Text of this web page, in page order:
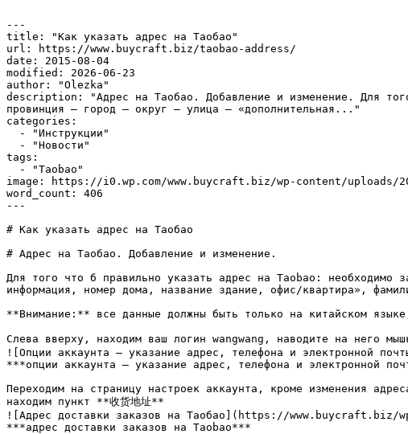
---
title: "Как указать адрес на Таобао"
url: https://www.buycraft.biz/taobao-address/
date: 2015-08-04
modified: 2026-06-23
author: "Olezka"
description: "Адрес на Таобао. Добавление и изменение. Для
провинция – город – округ – улица – «дополнительная..."
categories:
tags:
image: https://i0.wp.com/www.buycraft.biz/wp-content/uploads/
word_count: 406
---
# Как указать адрес на Таобао
# Адрес на Таобао. Добавление и изменение.
Для того что б правильно указать адрес на Taobao: необходимо
информация, номер дома, название здание, офис/квартира»,
**Внимание:** все данные должны быть только на китайском
Слева вверху, находим ваш логин wangwang, наводите на него
![Опции аккаунта – указание адрес, телефона и
***опции аккаунта – указание адрес, телефона и электронной
Переходим на страницу настроек аккаунта, кроме изменения
находим пункт **收货地址**
![Адрес доставки заказов на Таобао](https://
***адрес доставки заказов на Taobao***